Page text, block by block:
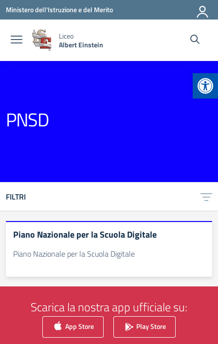
Vai ai contenuti
Vai al menu di navigazione
Vai al footer
Ministero dell'Istruzione e del Merito
Liceo
Albert Einstein
PNSD
FILTRI
Piano Nazionale per la Scuola Digitale
Piano Nazionale per la Scuola Digitale
Scarica la nostra app ufficiale su:
App Store Play Store